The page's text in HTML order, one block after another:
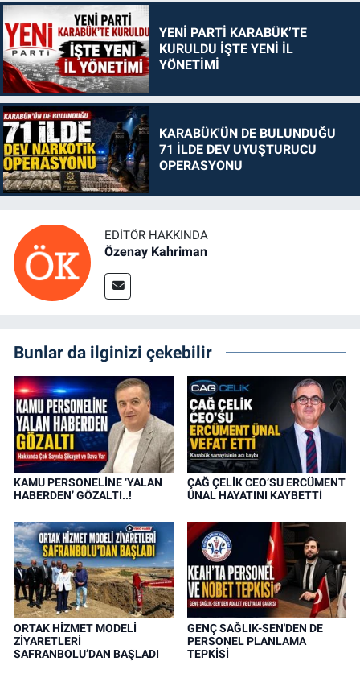
YENİ PARTİ KARABÜK’TE
KURULDU İŞTE YENİ İL
YÖNETİMİ
KARABÜK'ÜN DE BULUNDUĞU
71 İLDE DEV UYUŞTURUCU
OPERASYONU
EDITÖR HAKKINDA
Özenay Kahriman
Bunlar da ilginizi çekebilir
KAMU PERSONELİNE ‘YALAN
HABERDEN’ GÖZALTI..!
ÇAĞ ÇELİK CEO’SU ERCÜMENT
ÜNAL HAYATINI KAYBETTİ
ORTAK HİZMET MODELİ
ZİYARETLERİ
SAFRANBOLU’DAN BAŞLADI
GENÇ SAĞLIK-SEN'DEN DE
PERSONEL PLANLAMA
TEPKİSİ